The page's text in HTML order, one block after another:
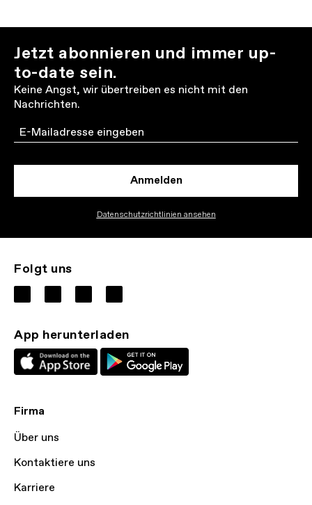
Jetzt abonnieren und immer up-
to-date sein.
Keine Angst, wir übertreiben es nicht mit den
Nachrichten.
Email
Anmelden
Datenschutzrichtlinien ansehen
Folgt uns
App herunterladen
Firma
Über uns
Kontaktiere uns
Karriere